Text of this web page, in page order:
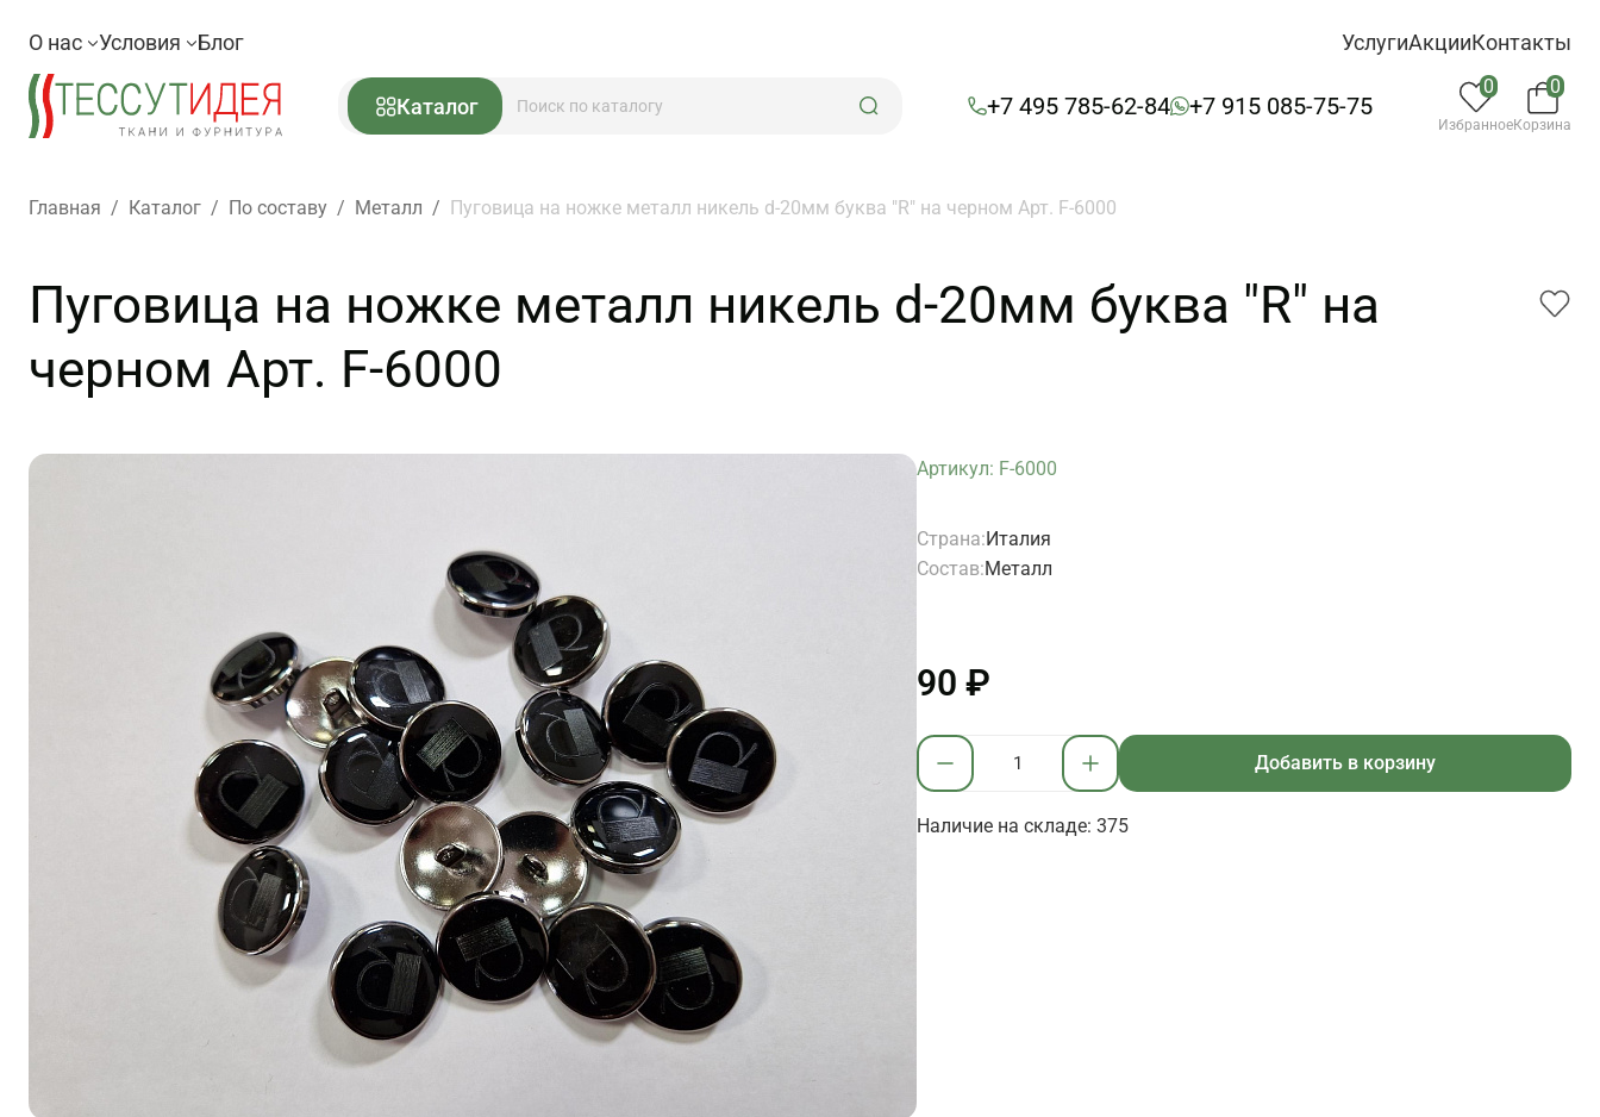
О нас Условия Блог УслугиАкцииКонтакты
Каталог +7 495 785-62-84 +7 915 085-75-75
0
Избранное
0
Корзина
Главная / Каталог / По составу / Металл / Пуговица на ножке металл никель d-20мм буква "R" на черном Арт. F-6000
Пуговица на ножке металл никель d-20мм буква "R" на
черном Арт. F-6000
Артикул: F-6000
Страна:Италия
Состав:Металл
90 ₽
Добавить в корзину
Наличие на складе: 375